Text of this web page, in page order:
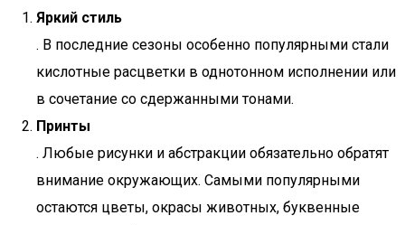
Яркий стиль
. В последние сезоны особенно популярными стали
кислотные расцветки в однотонном исполнении или
в сочетание со сдержанными тонами.
Принты
. Любые рисунки и абстракции обязательно обратят
внимание окружающих. Самыми популярными
остаются цветы, окрасы животных, буквенные